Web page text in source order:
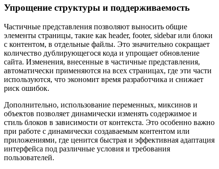
Упрощение структуры и поддерживаемость
Частичные представления позволяют выносить общие
элементы страницы, такие как header, footer, sidebar или блоки
с контентом, в отдельные файлы. Это значительно сокращает
количество дублирующегося кода и упрощает обновление
сайта. Изменения, внесенные в частичные представления,
автоматически применяются на всех страницах, где эти части
используются, что экономит время разработчика и снижает
риск ошибок.
Дополнительно, использование переменных, миксинов и
объектов позволяет динамически изменять содержимое и
стиль блоков в зависимости от контекста. Это особенно важно
при работе с динамически создаваемым контентом или
приложениями, где ценится быстрая и эффективная адаптация
интерфейса под различные условия и требования
пользователей.